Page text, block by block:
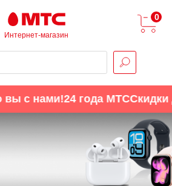
Интернет-магазин
0
с нами!24 года МТССкидки до